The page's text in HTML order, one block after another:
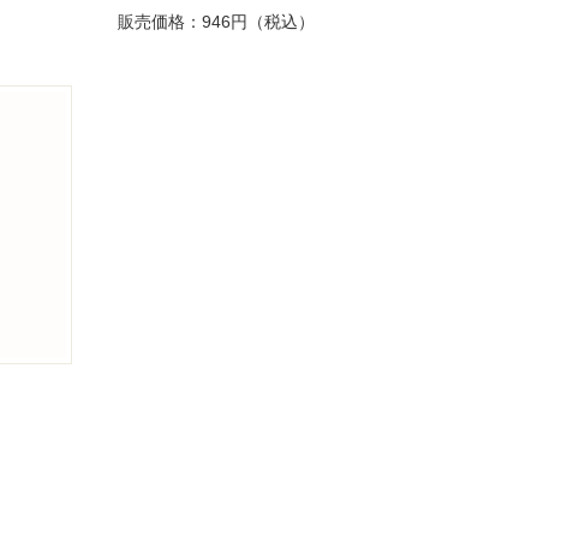
販売価格：946円（税込）